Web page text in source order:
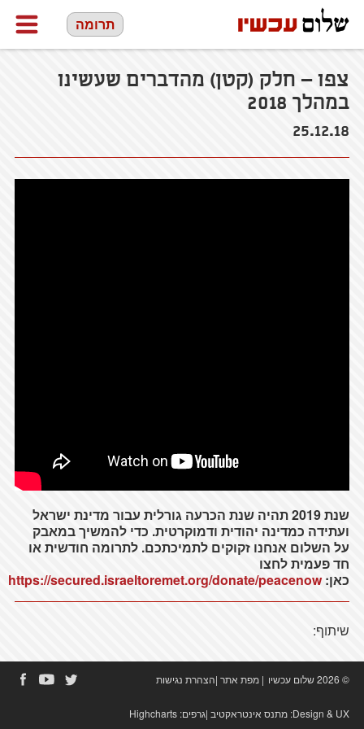
תרומה
צפו – חלק (קטן) מהדברים שעשינו
במהלך 2018
25.12.18
שנת 2019 תהיה שנת הכרעה גורלית עבור מדינת ישראל
ועתידה כמדינה יהודית ודמוקרטית. כדי להמשיך במאבק
על השלום אנחנו זקוקים לתמיכתכם. לתרומה חודשית או
חד פעמית לחצו
כאן:https://secured.israeltoremet.org/donate/peacenow
שיתוף:
© 2026 שלום עכשיו | מפת אתר|הצהרת נגישות
Design & UX: מתנס אינטראקטיב|גרפים: Highcharts